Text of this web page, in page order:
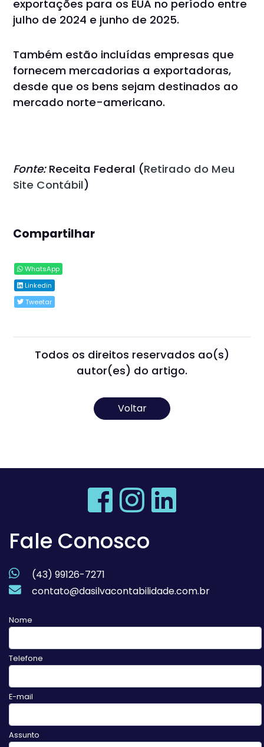
exportações para os EUA no período entre
julho de 2024 e junho de 2025.
Também estão incluídas empresas que
fornecem mercadorias a exportadoras,
desde que os bens sejam destinados ao
mercado norte-americano.
Fonte:Receita Federal (Retirado do Meu
Site Contábil)
Compartilhar
WhatsApp
Linkedin
Tweetar
Todos os direitos reservados ao(s)
autor(es) do artigo.
Voltar
Fale Conosco
(43) 99126-7271
contato@dasilvacontabilidade.com.br
Nome
Telefone
E-mail
Assunto